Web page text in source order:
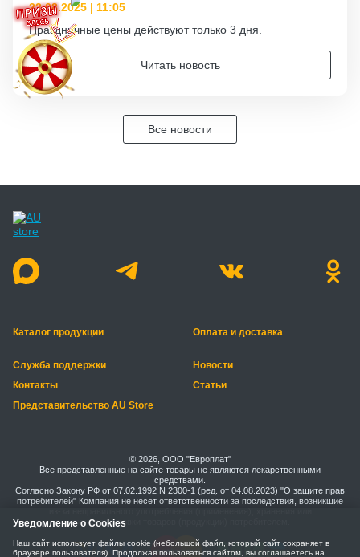
22.08.2025 | 11:05
Праздничные цены действуют только 3 дня.
Читать новость
Все новости
Каталог продукции Оплата и доставка
Служба поддержки
Новости
Контакты
Статьи
Представительство AU Store
© 2026, ООО "Европлат"
Все представленные на сайте товары не являются лекарственными
средствами.
Согласно Закону РФ от 07.02.1992 N 2300-1 (ред. от 04.08.2023) "О защите прав
потребителей" Компания не несет ответственности за последствия, возникшие
транспортировки товаров (продукции) потребителем.
Уведомление о Cookies
Наш сайт использует файлы cookie (небольшой файл, который сайт сохраняет в
браузере пользователя). Продолжая пользоваться сайтом, вы соглашаетесь на